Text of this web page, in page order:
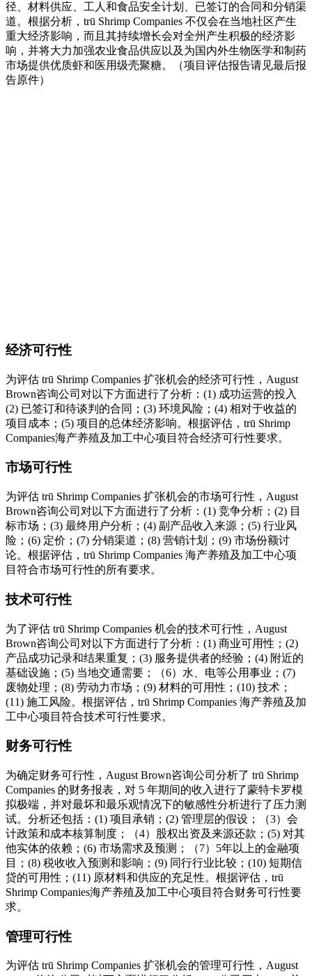
径、材料供应、工人和食品安全计划、已签订的合同和分销渠
道。根据分析，trū Shrimp Companies 不仅会在当地社区产生
重大经济影响，而且其持续增长会对全州产生积极的经济影
响，并将大力加强农业食品供应以及为国内外生物医学和制药
市场提供优质虾和医用级壳聚糖。（项目评估报告请见最后报
告原件）
经济可行性
为评估 trū Shrimp Companies 扩张机会的经济可行性，August
Brown咨询公司对以下方面进行了分析：(1) 成功运营的投入
(2) 已签订和待谈判的合同；(3) 环境风险；(4) 相对于收益的
项目成本；(5) 项目的总体经济影响。根据评估，trū Shrimp
Companies海产养殖及加工中心项目符合经济可行性要求。
市场可行性
为评估 trū Shrimp Companies 扩张机会的市场可行性，August
Brown咨询公司对以下方面进行了分析：(1) 竞争分析；(2) 目
标市场；(3) 最终用户分析；(4) 副产品收入来源；(5) 行业风
险；(6) 定价；(7) 分销渠道；(8) 营销计划；(9) 市场份额讨
论。根据评估，trū Shrimp Companies 海产养殖及加工中心项
目符合市场可行性的所有要求。
技术可行性
为了评估 trū Shrimp Companies 机会的技术可行性，August
Brown咨询公司对以下方面进行了分析：(1) 商业可用性；(2)
产品成功记录和结果重复；(3) 服务提供者的经验；(4) 附近的
基础设施；(5) 当地交通需要；（6）水、电等公用事业；(7)
废物处理；(8) 劳动力市场；(9) 材料的可用性；(10) 技术；
(11) 施工风险。根据评估，trū Shrimp Companies 海产养殖及加
工中心项目符合技术可行性要求。
财务可行性
为确定财务可行性，August Brown咨询公司分析了 trū Shrimp
Companies 的财务报表，对 5 年期间的收入进行了蒙特卡罗模
拟极端，并对最坏和最乐观情况下的敏感性分析进行了压力测
试。分析还包括：(1) 项目承销；(2) 管理层的假设；（3）会
计政策和成本核算制度；（4）股权出资及来源还款；(5) 对其
他实体的依赖；(6) 市场需求及预测；（7）5年以上的金融项
目；(8) 税收收入预测和影响；(9) 同行行业比较；(10) 短期信
贷的可用性；(11) 原材料和供应的充足性。根据评估，trū
Shrimp Companies海产养殖及加工中心项目符合财务可行性要
求。
管理可行性
为评估 trū Shrimp Companies 扩张机会的管理可行性，August